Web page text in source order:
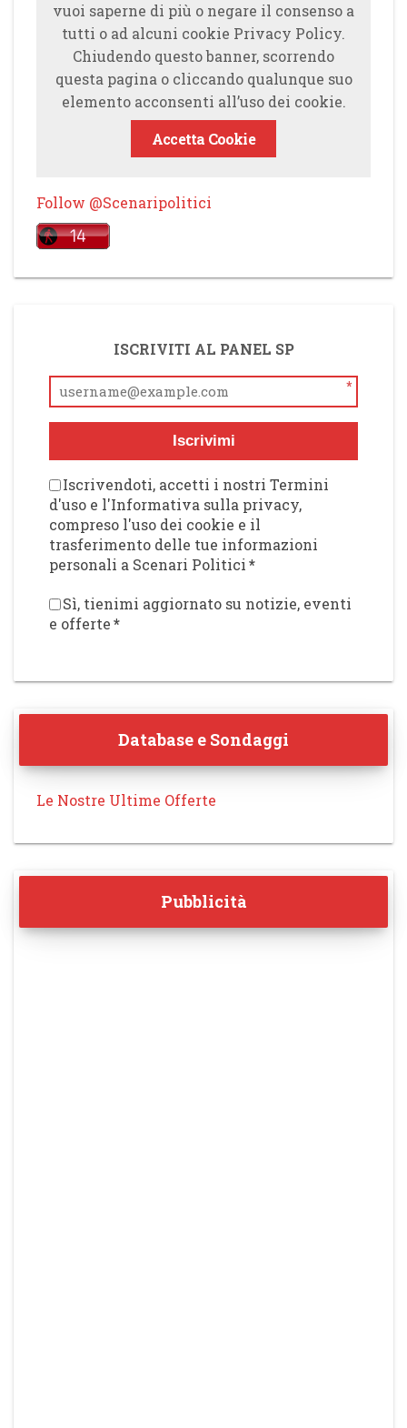
vuoi saperne di più o negare il consenso a
tutti o ad alcuni cookie Privacy Policy.
Chiudendo questo banner, scorrendo
questa pagina o cliccando qualunque suo
elemento acconsenti all’uso dei cookie.
Accetta Cookie
Follow @Scenaripolitici
ISCRIVITI AL PANEL SP
*
Iscrivimi
Iscrivendoti, accetti i nostri Termini
d'uso e l'Informativa sulla privacy,
compreso l'uso dei cookie e il
trasferimento delle tue informazioni
personali a Scenari Politici*
Sì, tienimi aggiornato su notizie, eventi
e offerte*
Database e Sondaggi
Le Nostre Ultime Offerte
Pubblicità